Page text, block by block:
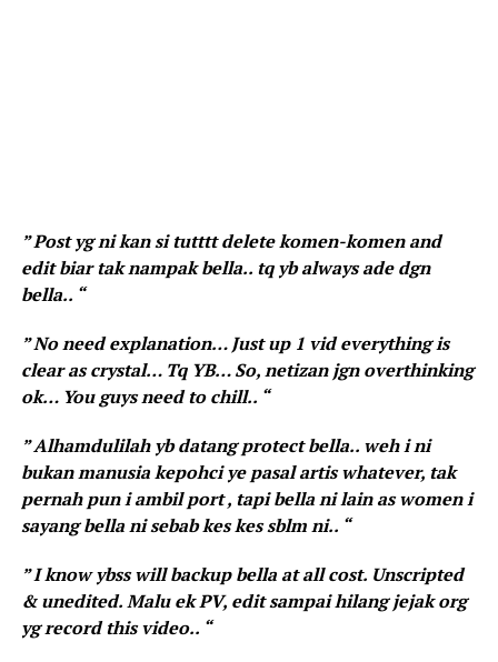
” Post yg ni kan si tutttt delete komen-komen and
edit biar tak nampak bella.. tq yb always ade dgn
bella.. “
” No need explanation… Just up 1 vid everything is
clear as crystal… Tq YB… So, netizan jgn overthinking
ok… You guys need to chill.. “
” Alhamdulilah yb datang protect bella.. weh i ni
bukan manusia kepohci ye pasal artis whatever, tak
pernah pun i ambil port , tapi bella ni lain as women i
sayang bella ni sebab kes kes sblm ni.. “
” I know ybss will backup bella at all cost. Unscripted
& unedited. Malu ek PV, edit sampai hilang jejak org
yg record this video.. “